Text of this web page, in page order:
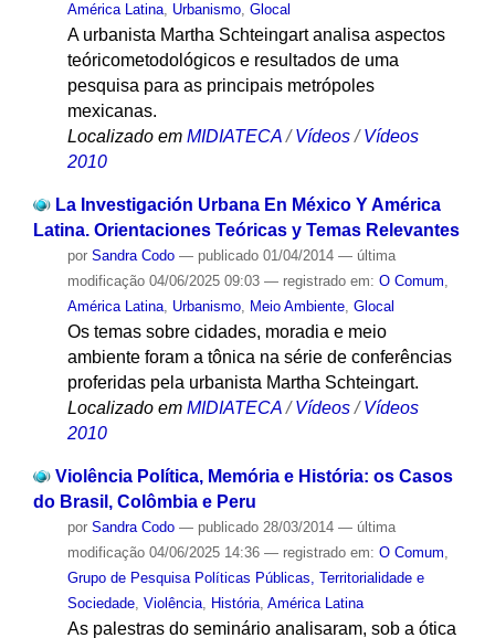
América Latina, Urbanismo, Glocal
A urbanista Martha Schteingart analisa aspectos
teóricometodológicos e resultados de uma
pesquisa para as principais metrópoles
mexicanas.
Localizado em MIDIATECA /Vídeos /Vídeos
2010
La Investigación Urbana En México Y América
Latina. Orientaciones Teóricas y Temas Relevantes
por Sandra Codo — publicado01/04/2014 — última
modificação04/06/2025 09:03 — registrado em: O Comum,
América Latina, Urbanismo, Meio Ambiente, Glocal
Os temas sobre cidades, moradia e meio
ambiente foram a tônica na série de conferências
proferidas pela urbanista Martha Schteingart.
Localizado em MIDIATECA /Vídeos /Vídeos
2010
Violência Política, Memória e História: os Casos
do Brasil, Colômbia e Peru
por Sandra Codo — publicado28/03/2014 — última
modificação04/06/2025 14:36 — registrado em: O Comum
Grupo de Pesquisa Políticas Públicas, Territorialidade e
Sociedade, Violência, História, América Latina
As palestras do seminário analisaram, sob a ótica